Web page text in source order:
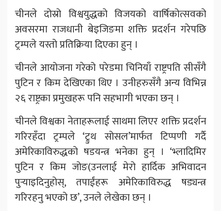
चीनले दोस्रो विश्वयुद्धको विजयको वार्षिकोत्सवको
अवसरमा राजधानी बेइजिङमा शक्ति प्रदर्शन गरेपछि
ट्रम्पले यस्तो प्रतिक्रिया दिएका हुन् ।
चीनले आयोजना गरेको परेडमा चिनियाँ राष्ट्रपति सीसँगै
पुटिन र किम देखिएका थिए । उनीहरुसँगै अन्य विभिन्न
२६ राष्ट्रका प्रमुखहरू पनि सहभागी भएका छन् ।
चीनले विश्वका नेताहरूलाई साथमा लिएर शक्ति प्रदर्शन
गरिरहँदा ट्रम्पले ‘ट्रुथ सोसल’मार्फत टिप्पणी गर्दै
अमेरिकाविरुद्धको षडयन्त्र भनेका हुन् । ‘भ्लादिमिर
पुटिन र किम जोङ(उनलाई मेरो हार्दिक अभिवादन
पुर्‍याइदिनुहोस्, तपाईंहरू अमेरिकाविरुद्ध षड्यन्त्र
गरिरहनु भएको छ’, उनले लेखेका छन् ।